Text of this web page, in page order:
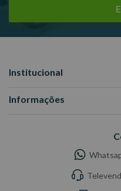
Institucional
Informações